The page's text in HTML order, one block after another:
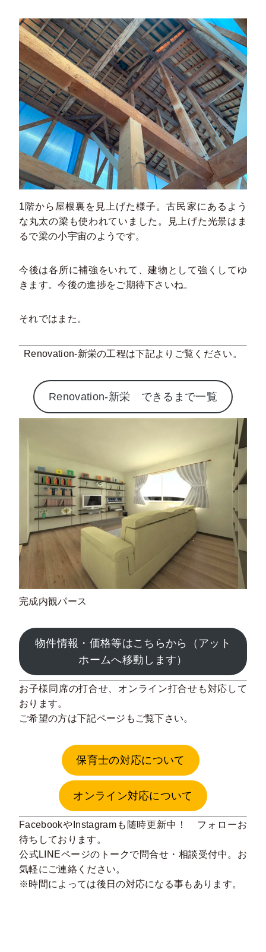
1階から屋根裏を見上げた様子。古民家にあるよう
な丸太の梁も使われていました。見上げた光景はま
るで梁の小宇宙のようです。
今後は各所に補強をいれて、建物として強くしてゆ
きます。今後の進捗をご期待下さいね。
それではまた。
Renovation-新栄の工程は下記よりご覧ください。
Renovation-新栄 できるまで一覧
完成内観パース
物件情報・価格等はこちらから（アット
ホームへ移動します）
お子様同席の打合せ、オンライン打合せも対応して
おります。
ご希望の方は下記ページもご覧下さい。
保育士の対応について
オンライン対応について
Facebookや Instagramも随時更新中！ フォローお
待ちしております。
公式LINEページのトークで問合せ・相談受付中。お
気軽にご連絡ください。
※時間によっては後日の対応になる事もあります。